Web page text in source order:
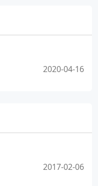
2020-04-16
2017-02-06